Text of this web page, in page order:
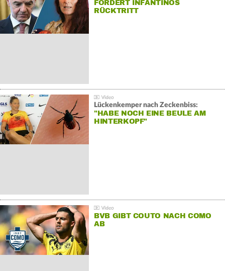
FORDERT INFANTINOS
RÜCKTRITT
Lückenkemper nach Zeckenbiss:
"HABE NOCH EINE BEULE AM
HINTERKOPF"
BVB GIBT COUTO NACH COMO
AB